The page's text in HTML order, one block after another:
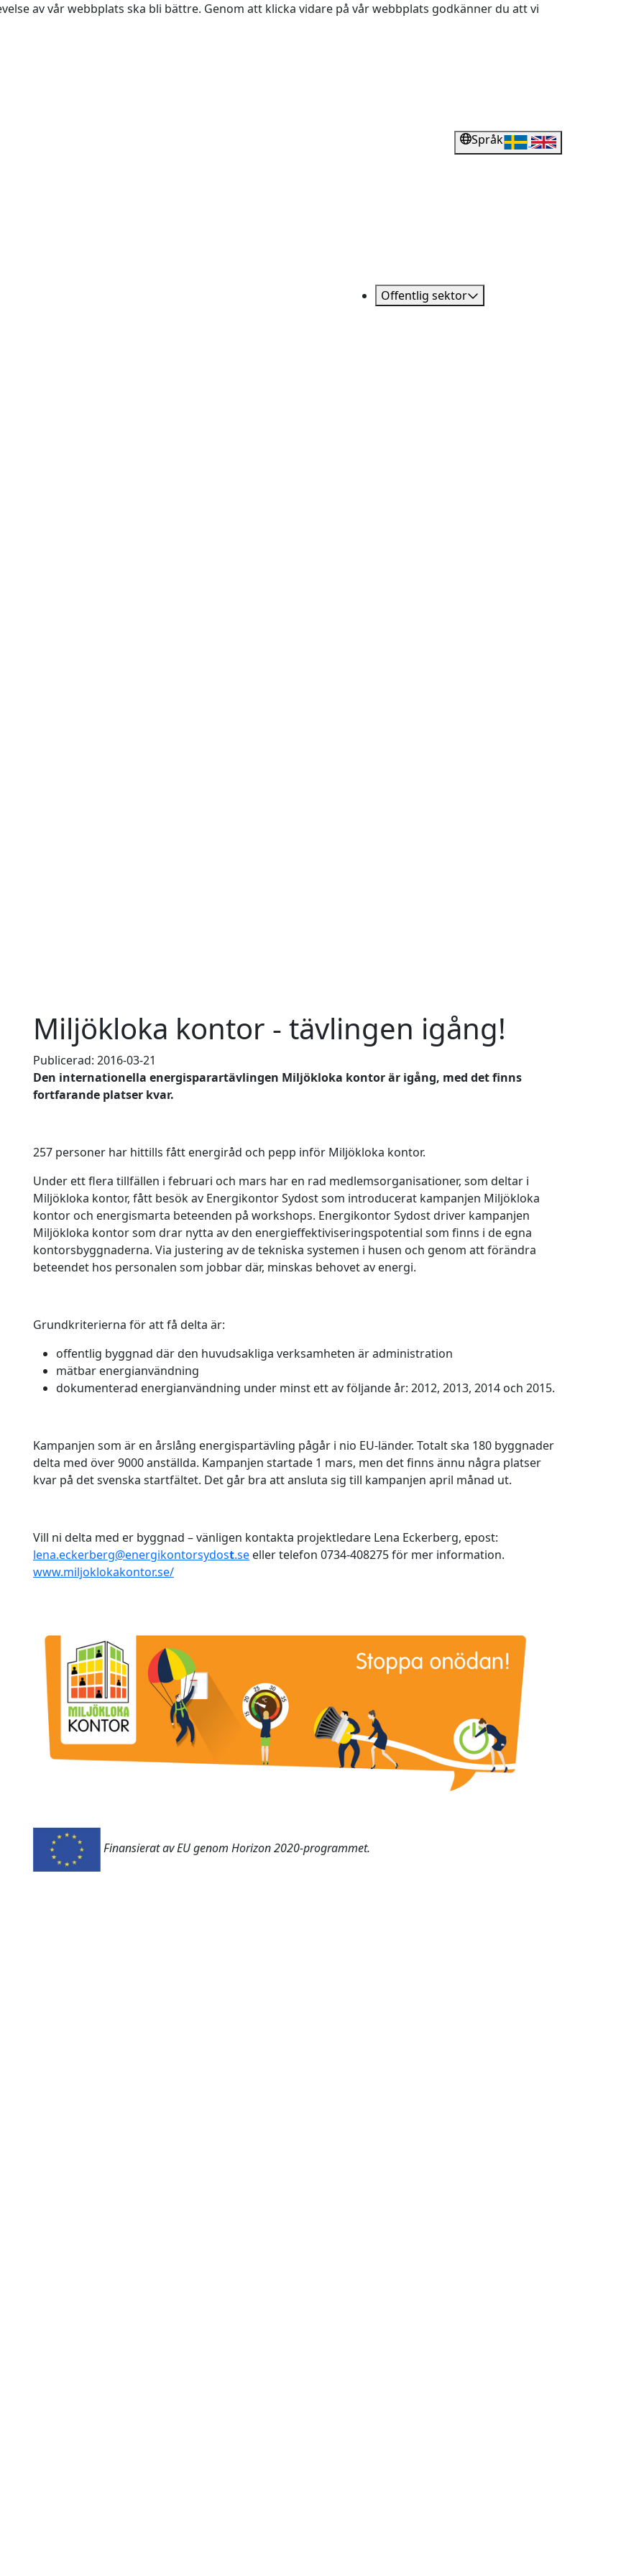
av vår webbplats ska bli bättre. Genom att klicka vidare på vår webbplats godkänner du att vi
Språk
Offentlig sektor
Miljökloka kontor - tävlingen igång!
Publicerad: 2016-03-21
Den internationella energisparartävlingen Miljökloka kontor är igång, med det finns
fortfarande platser kvar.
257 personer har hittills fått energiråd och pepp inför Miljökloka kontor.
Under ett flera tillfällen i februari och mars har en rad medlemsorganisationer, som deltar i
Miljökloka kontor, fått besök av Energikontor Sydost som introducerat kampanjen Miljökloka
kontor och energismarta beteenden på workshops. Energikontor Sydost driver kampanjen
Miljökloka kontor som drar nytta av den energieffektiviseringspotential som finns i de egna
kontorsbyggnaderna. Via justering av de tekniska systemen i husen och genom att förändra
beteendet hos personalen som jobbar där, minskas behovet av energi.
Grundkriterierna för att få delta är:
offentlig byggnad där den huvudsakliga verksamheten är administration
mätbar energianvändning
dokumenterad energianvändning under minst ett av följande år: 2012, 2013, 2014 och 2015.
Kampanjen som är en årslång energispartävling pågår i nio EU-länder. Totalt ska 180 byggnader
delta med över 9000 anställda. Kampanjen startade 1 mars, men det finns ännu några platser
kvar på det svenska startfältet. Det går bra att ansluta sig till kampanjen april månad ut.
Vill ni delta med er byggnad – vänligen kontakta projektledare Lena Eckerberg, epost:
lena.eckerberg@energikontorsydost.se eller telefon 0734-408275 för mer information.
www.miljoklokakontor.se/
Finansierat av EU genom Horizon 2020-programmet.